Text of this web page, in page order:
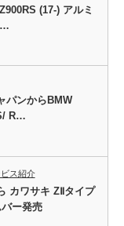
(17-) アルミ
…
パンからBMW
R…
ス紹介
カワサキ ZⅡタイプ
ー発売